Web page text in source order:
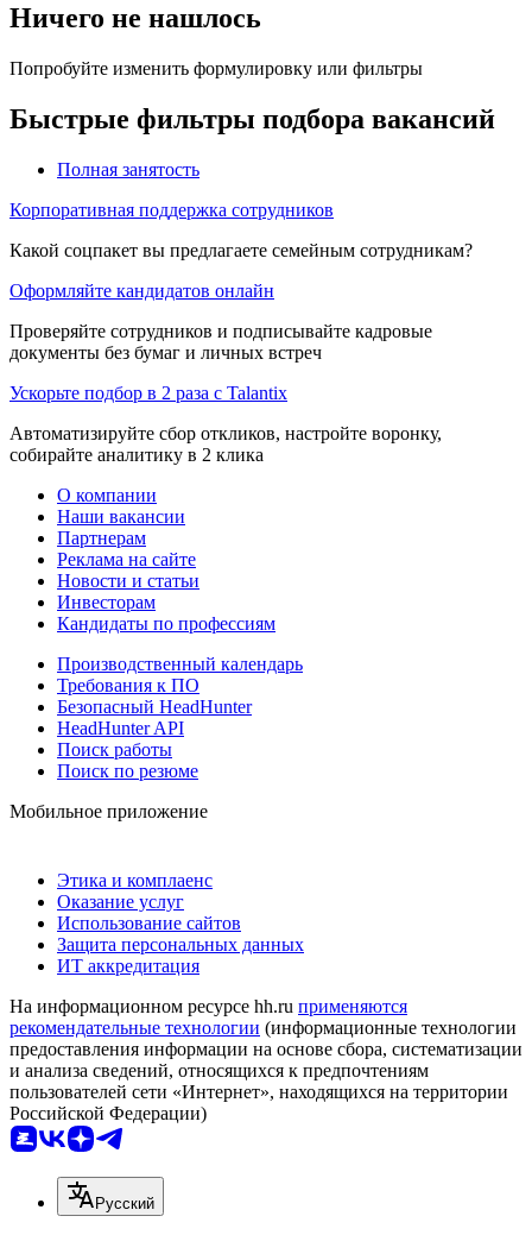
Ничего не нашлось
Попробуйте изменить формулировку или фильтры
Быстрые фильтры подбора вакансий
Полная занятость
Корпоративная поддержка сотрудников
Какой соцпакет вы предлагаете семейным сотрудникам?
Оформляйте кандидатов онлайн
Проверяйте сотрудников и подписывайте кадровые
документы без бумаг и личных встреч
Ускорьте подбор в 2 раза с Talantix
Автоматизируйте сбор откликов, настройте воронку,
собирайте аналитику в 2 клика
О компании
Наши вакансии
Партнерам
Реклама на сайте
Новости и статьи
Инвесторам
Кандидаты по профессиям
Производственный календарь
Требования к ПО
Безопасный HeadHunter
HeadHunter API
Поиск работы
Поиск по резюме
Мобильное приложение
Этика и комплаенс
Оказание услуг
Использование сайтов
Защита персональных данных
ИТ аккредитация
На информационном ресурсе hh.ru применяются
рекомендательные технологии (информационные технологии
предоставления информации на основе сбора, систематизации
и анализа сведений, относящихся к предпочтениям
пользователей сети «Интернет», находящихся на территории
Российской Федерации)
Русский